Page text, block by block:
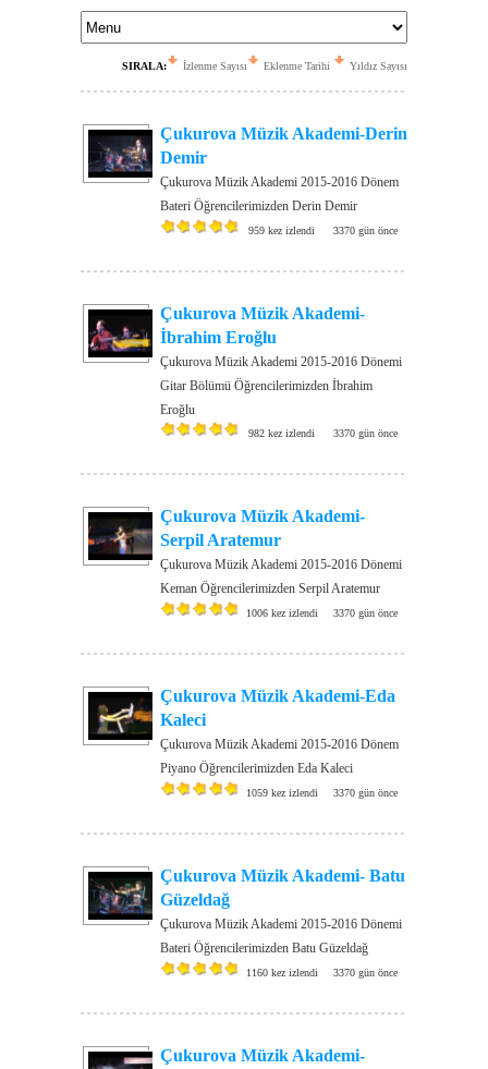
SIRALA: İzlenme Sayısı Eklenme Tarihi Yıldız Sayısı
Çukurova Müzik Akademi-Derin
Demir
Çukurova Müzik Akademi 2015-2016 Dönem
Bateri Öğrencilerimizden Derin Demir
959 kez izlendi 3370 gün önce
Çukurova Müzik Akademi-
İbrahim Eroğlu
Çukurova Müzik Akademi 2015-2016 Dönemi
Gitar Bölümü Öğrencilerimizden İbrahim
Eroğlu
982 kez izlendi 3370 gün önce
Çukurova Müzik Akademi-
Serpil Aratemur
Çukurova Müzik Akademi 2015-2016 Dönemi
Keman Öğrencilerimizden Serpil Aratemur
1006 kez izlendi 3370 gün önce
Çukurova Müzik Akademi-Eda
Kaleci
Çukurova Müzik Akademi 2015-2016 Dönem
Piyano Öğrencilerimizden Eda Kaleci
1059 kez izlendi 3370 gün önce
Çukurova Müzik Akademi- Batu
Güzeldağ
Çukurova Müzik Akademi 2015-2016 Dönemi
Bateri Öğrencilerimizden Batu Güzeldağ
1160 kez izlendi 3370 gün önce
Çukurova Müzik Akademi-